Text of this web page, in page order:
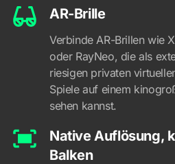
AR-Brille
Verbinde AR-Brillen wie
oder RayNeo, die als
riesigen privaten
Spiele auf einem
sehen kannst.
Native Auflösung,
Balken